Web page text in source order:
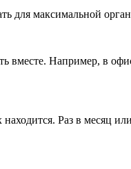
для максимальной
Например, в
Раз в месяц